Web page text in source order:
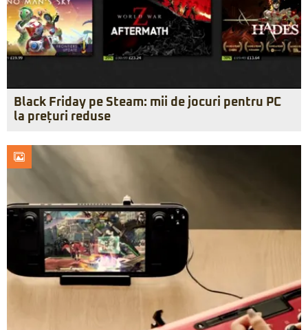
Black Friday pe Steam: mii de jocuri pentru PC
la prețuri reduse